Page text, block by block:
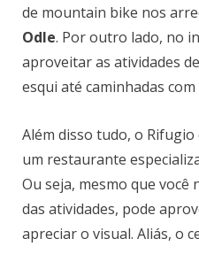
de mountain bike nos
Odle. Por outro lado, no
aproveitar as atividades
esqui até caminhadas
Além disso tudo, o
um restaurante
Ou seja, mesmo que
das atividades, pode
apreciar o visual. Aliás, o